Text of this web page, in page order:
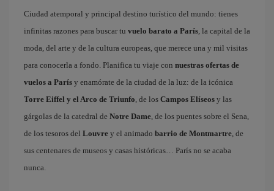
Ciudad atemporal y principal destino turístico del mundo: tienes
infinitas razones para buscar tu vuelo barato a París, la capital de la
moda, del arte y de la cultura europeas, que merece una y mil visitas
para conocerla a fondo. Planifica tu viaje con nuestras ofertas de
vuelos a París y enamórate de la ciudad de la luz: de la icónica
Torre Eiffel y el Arco de Triunfo, de los Campos Elíseos y las
gárgolas de la catedral de Notre Dame, de los puentes sobre el Sena,
de los tesoros del Louvre y el animado barrio de Montmartre, de
sus centenares de museos y casas históricas… París no se acaba
nunca.